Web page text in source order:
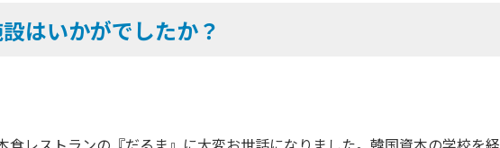
はいかがでしたか？